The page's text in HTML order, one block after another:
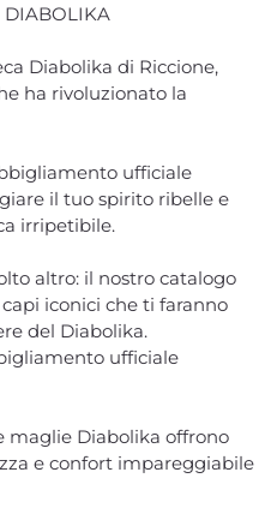
DIABOLIKA
Diabolika di Riccione,
ha rivoluzionato la
ufficiale
il tuo spirito ribelle e
irripetibile.
altro: il nostro catalogo
iconici che ti faranno
del Diabolika.
ufficiale
maglie Diabolika offrono
e confort impareggiabile